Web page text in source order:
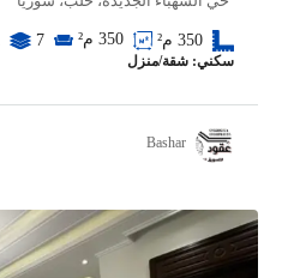
350 م² 350 م² 7
سكني: شقة/منزل
Bashar